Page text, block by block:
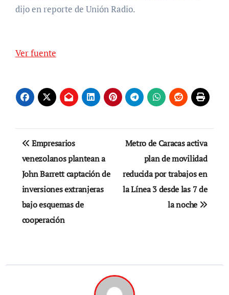
dijo en reporte de Unión Radio.
Ver fuente
Navegación
de
entradas
Empresarios
venezolanos plantean a
John Barrett captación de
inversiones extranjeras
bajo esquemas de
cooperación
Metro de Caracas activa
plan de movilidad
reducida por trabajos en
la Línea 3 desde las 7 de
la noche